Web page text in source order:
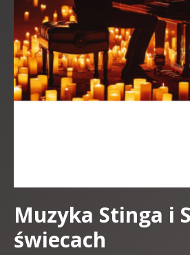
Muzyka Stinga i
świecach